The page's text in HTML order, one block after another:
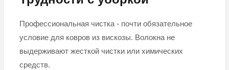
Профессиональная чистка - почти обязательное
условие для ковров из вискозы. Волокна не
выдерживают жесткой чистки или химических
средств.